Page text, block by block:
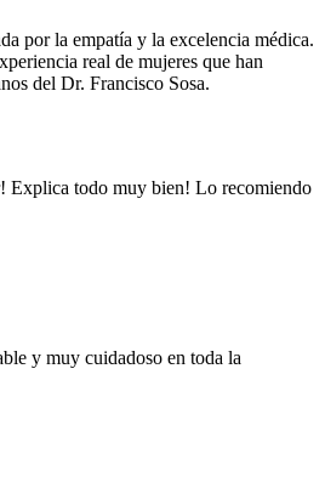
por la empatía y la excelencia médica.
real de mujeres que han
del Dr. Francisco Sosa.
Explica todo muy bien! Lo recomiendo
y muy cuidadoso en toda la